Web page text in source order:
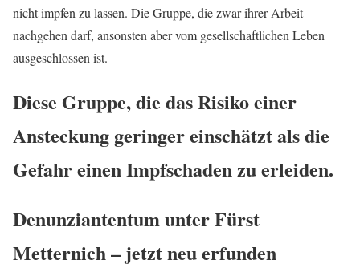
nicht impfen zu lassen. Die Gruppe, die zwar ihrer Arbeit
nachgehen darf, ansonsten aber vom gesellschaftlichen Leben
ausgeschlossen ist.
Diese Gruppe, die das Risiko einer
Ansteckung geringer einschätzt als die
Gefahr einen Impfschaden zu erleiden.
Denunziantentum unter Fürst
Metternich – jetzt neu erfunden